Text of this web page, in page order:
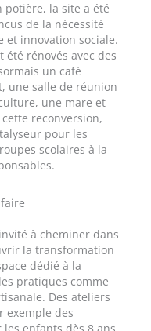
la site a été
de la nécessité
et innovation sociale.
rénovés avec des
un café
une salle de réunion
une mare et
reconversion,
pour les
scolaires à la
à cheminer dans
la transformation
dédié à la
pratiques comme
Des ateliers
exemple des